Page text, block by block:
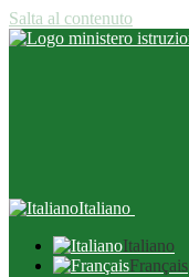
Salta al contenuto
Italiano
Italiano
Français